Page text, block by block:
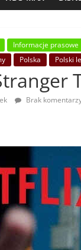
Informacje prasowe
Polska Polski
Brak